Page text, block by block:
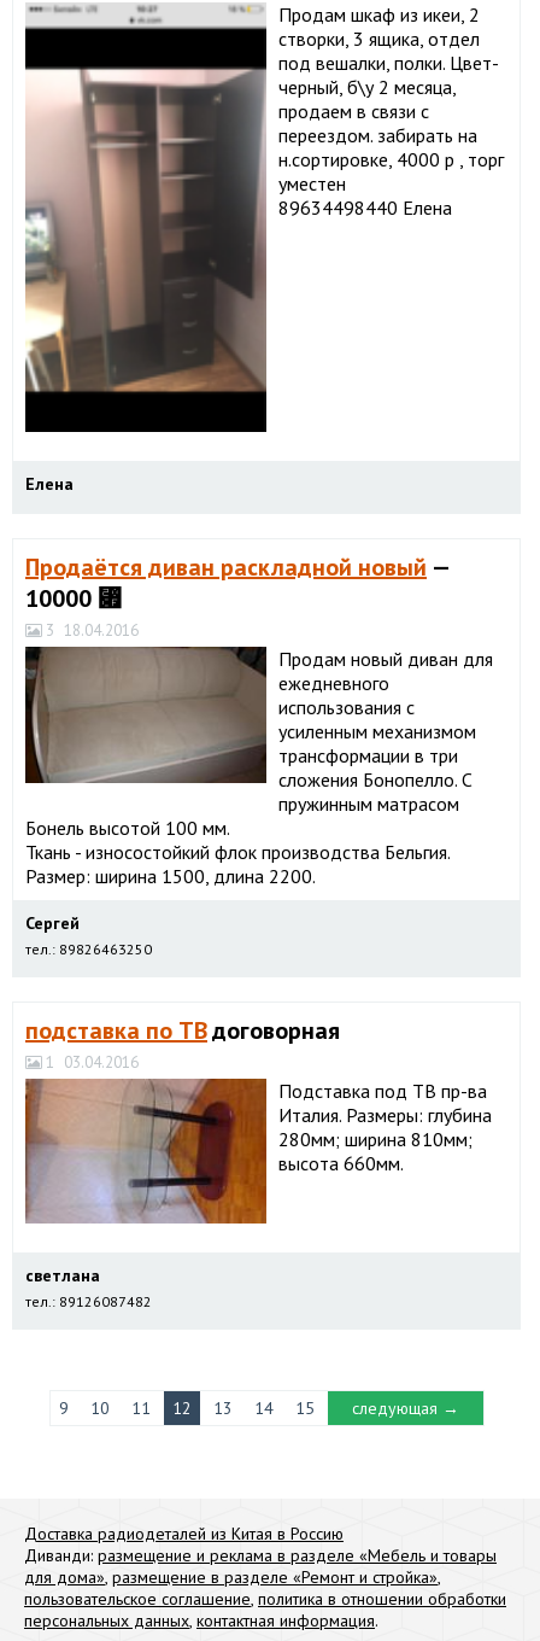
Продам шкаф из икеи, 2
створки, 3 ящика, отдел
под вешалки, полки. Цвет-
черный, б\у 2 месяца,
продаем в связи с
переездом. забирать на
н.сортировке, 4000 р , торг
уместен
89634498440 Елена
Елена
Продаётся диван раскладной новый —
10000 ⃏
3 18.04.2016
Продам новый диван для
ежедневного
использования с
усиленным механизмом
трансформации в три
сложения Бонопелло. С
пружинным матрасом
Бонель высотой 100 мм.
Ткань - износостойкий флок производства Бельгия.
Размер: ширина 1500, длина 2200.
Сергей
тел.: 89826463250
подставка по ТВдоговорная
1 03.04.2016
Подставка под ТВ пр-ва
Италия. Размеры: глубина
280мм; ширина 810мм;
высота 660мм.
светлана
тел.: 89126087482
9 10 11 12 13 14 15 следующая →
Доставка радиодеталей из Китая в Россию
Диванди: размещение и реклама в разделе «Мебель и товары
для дома», размещение в разделе «Ремонт и стройка»,
пользовательское соглашение, политика в отношении обработки
персональных данных, контактная информация.